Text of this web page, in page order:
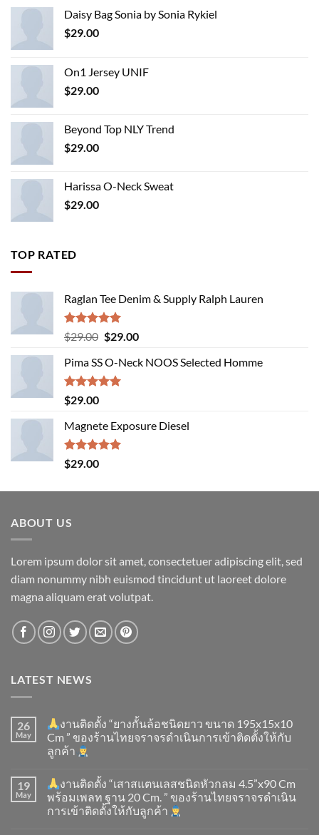
Daisy Bag Sonia by Sonia Rykiel
$29.00
On1 Jersey UNIF
$29.00
Beyond Top NLY Trend
$29.00
Harissa O-Neck Sweat
$29.00
TOP RATED
Raglan Tee Denim & Supply Ralph Lauren
Rated5.00
out of 5
$29.00 Original
was:
$29.00.
$29.00Current
is:
Pima SS O-Neck NOOS Selected Homme
Rated5.00
out of 5
$29.00
Magnete Exposure Diesel
Rated5.00
out of 5
$29.00
ABOUT US
Lorem ipsum dolor sit amet, consectetuer adipiscing elit, sed
diam nonummy nibh euismod tincidunt ut laoreet dolore
magna aliquam erat volutpat.
LATEST NEWS
26
May
งานติดตั้ง “ยางกั้นล้อชนิดยาว ขนาด 195x15x10
Cm ” ของร้านไทยจราจรดำเนินการเข้าติดตั้ง​ให้กับ
ลูกค้า
19
May
งานติดตั้ง “เสาสแตนเลสชนิดหัวกลม 4.5”x90 Cm
พร้อมเพลท ฐาน 20 Cm. ” ของร้านไทยจราจรดำเนิน
การเข้าติดตั้ง​ให้กับลูกค้า